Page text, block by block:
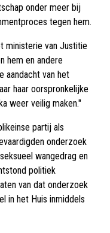
onder meer bij
tegen hem.
ministerie van Justitie
hem en andere
aandacht van het
haar oorspronkelijke
weer veilig maken."
partij als
onderzoek
wangedrag en
politiek
van dat onderzoek
in het Huis inmiddels